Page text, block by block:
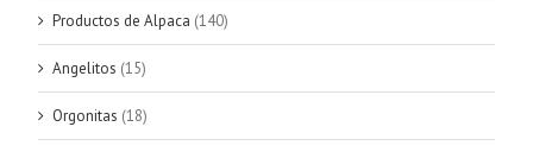
Productos de Alpaca (140)
Angelitos (15)
Orgonitas (18)